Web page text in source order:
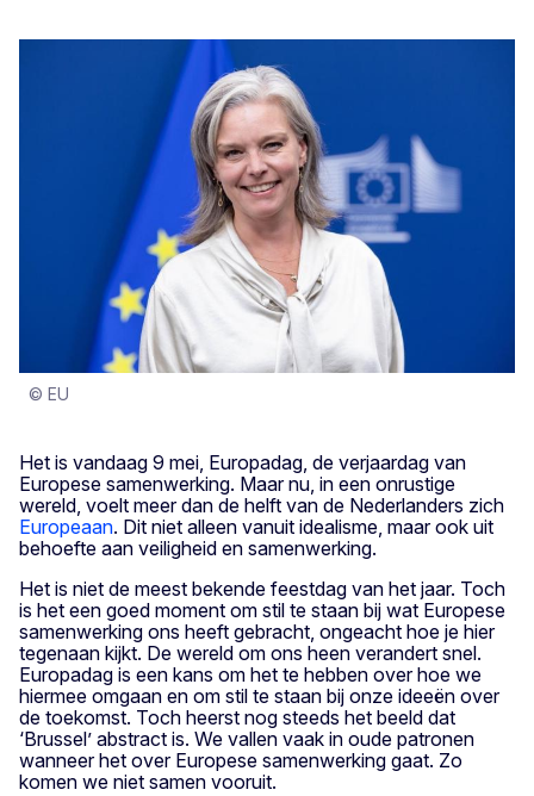
© EU
Het is vandaag 9 mei, Europadag, de verjaardag van
Europese samenwerking. Maar nu, in een onrustige
wereld, voelt meer dan de helft van de Nederlanders zich
Europeaan. Dit niet alleen vanuit idealisme, maar ook uit
behoefte aan veiligheid en samenwerking.
Het is niet de meest bekende feestdag van het jaar. Toch
is het een goed moment om stil te staan bij wat Europese
samenwerking ons heeft gebracht, ongeacht hoe je hier
tegenaan kijkt. De wereld om ons heen verandert snel.
Europadag is een kans om het te hebben over hoe we
hiermee omgaan en om stil te staan bij onze ideeën over
de toekomst. Toch heerst nog steeds het beeld dat
‘Brussel’ abstract is. We vallen vaak in oude patronen
wanneer het over Europese samenwerking gaat. Zo
komen we niet samen vooruit.